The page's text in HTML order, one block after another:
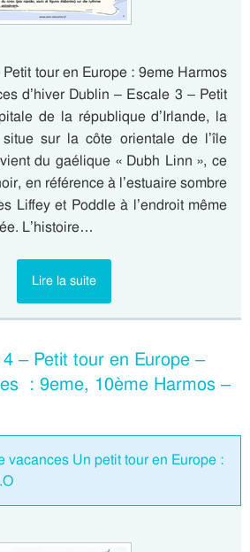
tour en Europe : 9eme Harmos
d’hiver Dublin – Escale 3 – Petit
de la république d’Irlande, la
sur la côte orientale de l’île
du gaélique « Dubh Linn », ce
en référence à l’estuaire sombre
Liffey et Poddle à l’endroit même
L’histoire…
Lire la suite
– Petit tour en Europe –
: 9eme, 10ème Harmos –
vacances Un petit tour en Europe :